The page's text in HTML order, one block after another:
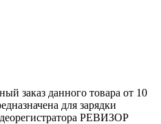
заказ данного товара от 10
для зарядки
РЕВИЗОР